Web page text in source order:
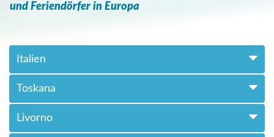
und Feriendörfer in Europa
Italien
Toskana
Livorno